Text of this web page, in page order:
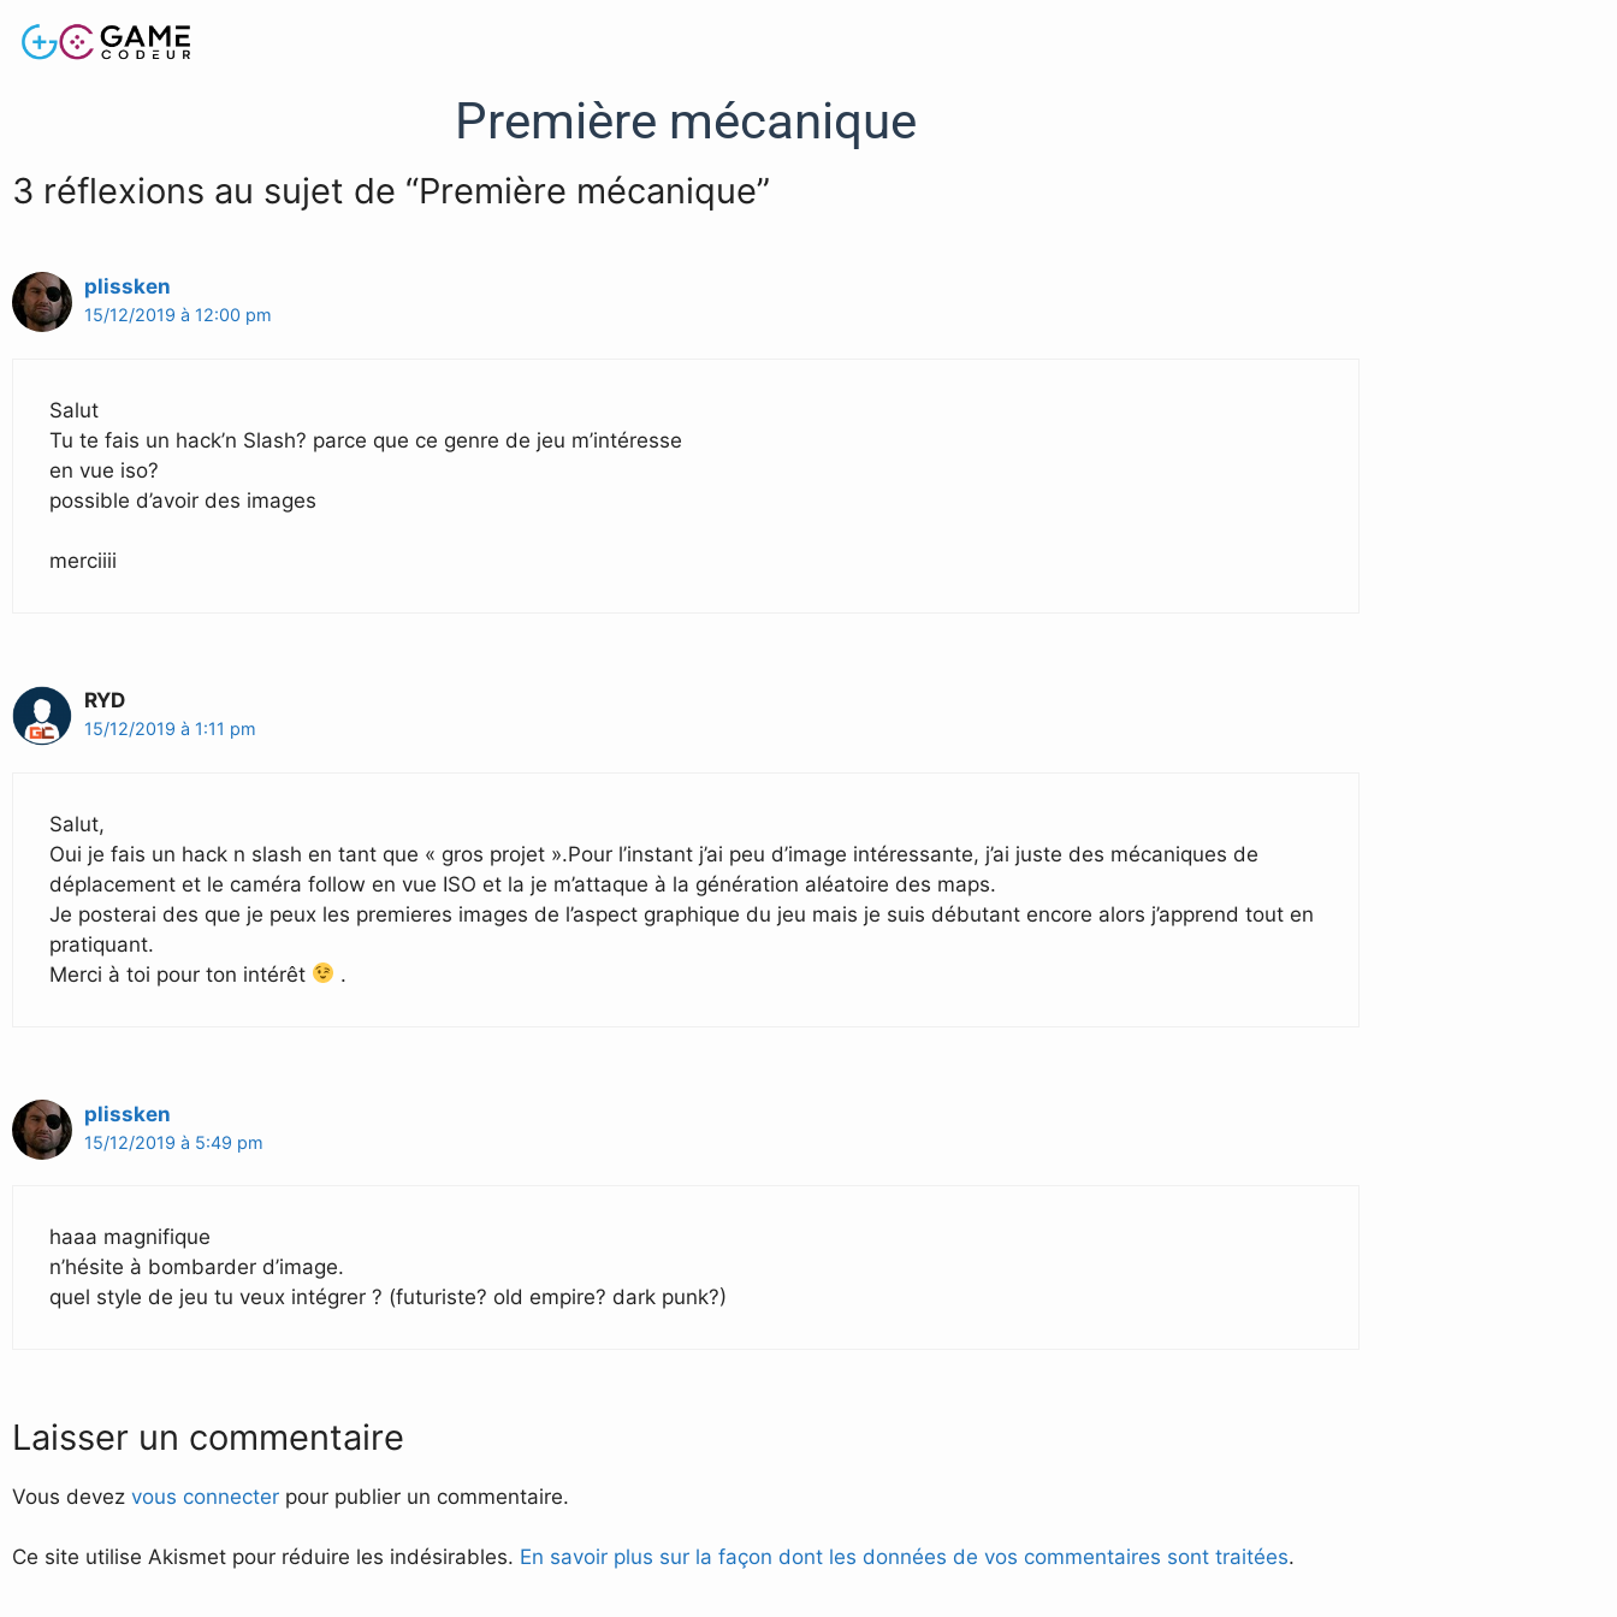
Première mécanique
3 réflexions au sujet de “Première mécanique”
plissken
15/12/2019 à 12:00 pm
Salut
Tu te fais un hack’n Slash? parce que ce genre de jeu m’intéresse
en vue iso?
possible d’avoir des images
merciiii
RYD
15/12/2019 à 1:11 pm
Salut,
Oui je fais un hack n slash en tant que « gros projet ».Pour l’instant j’ai peu d’image intéressante, j’ai juste des mécaniques de
déplacement et le caméra follow en vue ISO et la je m’attaque à la génération aléatoire des maps.
Je posterai des que je peux les premieres images de l’aspect graphique du jeu mais je suis débutant encore alors j’apprend tout en
pratiquant.
Merci à toi pour ton intérêt
.
plissken
15/12/2019 à 5:49 pm
haaa magnifique
n’hésite à bombarder d’image.
quel style de jeu tu veux intégrer ? (futuriste? old empire? dark punk?)
Laisser un commentaire
Vous devez vous connecter pour publier un commentaire.
Ce site utilise Akismet pour réduire les indésirables. En savoir plus sur la façon dont les données de vos commentaires sont traitées.